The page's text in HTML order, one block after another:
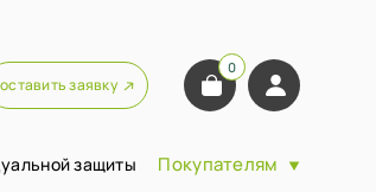
оставить заявку
0
защиты Покупателям